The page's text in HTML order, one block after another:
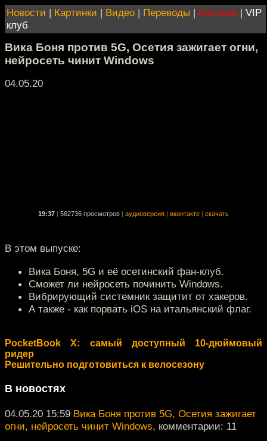
Новости | Картинки | Видео | Переводы | Магазин | VIP
клуб
Вика Боня против 5G, Осетия зажигает огни,
нейросеть чинит Windows
04.05.20
19:37 562736 просмотров аудиоверсия вконтакте скачать
В этом выпуске:
Вика Боня, 5G и её осетинский фан-клуб.
Сможет ли нейросеть починить Windows.
Вибрирующий системник защитит от хакеров.
А также - как порвать iOS на итальянский флаг.
PocketBook Х: самый доступный 10-дюймовый
ридер
Решительно подготовиться к велосезону
В новостях
04.05.20 15:59 Вика Боня против 5G, Осетия зажигает
огни, нейросеть чинит Windows, комментарии: 11